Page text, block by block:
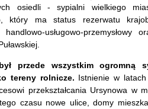
osiedli - sypialni wielkiego
który ma status rezerwatu
usługowo-przemysłowy
przede wszystkim ogromną
tereny rolnicze. Istnienie w
przekształcania Ursynowa w
czasu nowe ulice, domy